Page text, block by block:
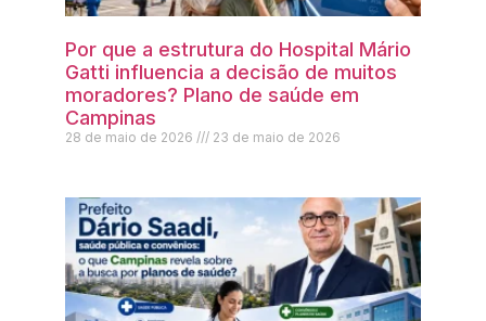
Por que a estrutura do Hospital Mário
Gatti influencia a decisão de muitos
moradores? Plano de saúde em
Campinas
28 de maio de 2026 23 de maio de 2026